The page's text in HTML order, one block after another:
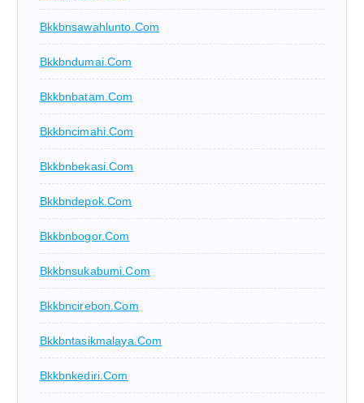
Bkkbnsawahlunto.com
Bkkbndumai.com
Bkkbnbatam.com
Bkkbncimahi.com
Bkkbnbekasi.com
Bkkbndepok.com
Bkkbnbogor.com
Bkkbnsukabumi.com
Bkkbncirebon.com
Bkkbntasikmalaya.com
Bkkbnkediri.com